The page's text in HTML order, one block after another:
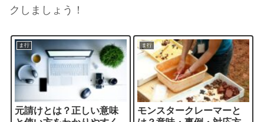
クしましょう！
ま行
元請けとは？正しい意味
ま行
モンスタークレーマーと